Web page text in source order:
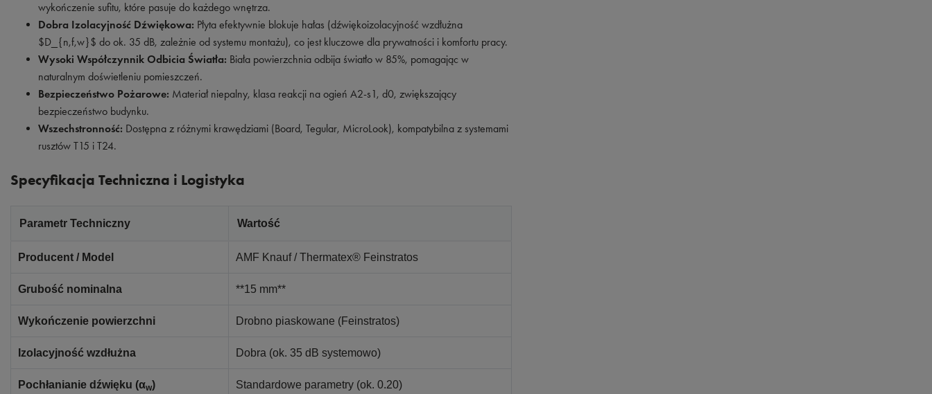
wykończenie sufitu, które pasuje do każdego wnętrza.
Dobra Izolacyjność Dźwiękowa: Płyta efektywnie blokuje hałas (dźwiękoizolacyjność wzdłużna
$D_{n,f,w}$ do ok. 35 dB, zależnie od systemu montażu), co jest kluczowe dla prywatności i komfortu pracy.
Wysoki Współczynnik Odbicia Światła: Biała powierzchnia odbija światło w 85%, pomagając w
naturalnym doświetleniu pomieszczeń.
Bezpieczeństwo Pożarowe: Materiał niepalny, klasa reakcji na ogień A2-s1, d0, zwiększający
bezpieczeństwo budynku.
Wszechstronność: Dostępna z różnymi krawędziami (Board, Tegular, MicroLook), kompatybilna z systemami
rusztów T15 i T24.
Specyfikacja Techniczna i Logistyka
Parametr Techniczny Wartość
Producent / Model AMF Knauf / Thermatex® Feinstratos
Grubość nominalna **15 mm**
Wykończenie powierzchni Drobno piaskowane (Feinstratos)
Izolacyjność wzdłużna Dobra (ok. 35 dB systemowo)
Pochłanianie dźwięku (αw) Standardowe parametry (ok. 0.20)